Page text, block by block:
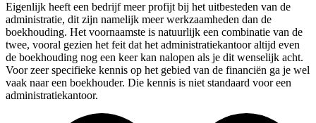
Eigenlijk heeft een bedrijf meer profijt bij het uitbesteden van de
administratie, dit zijn namelijk meer werkzaamheden dan de
boekhouding. Het voornaamste is natuurlijk een combinatie van de
twee, vooral gezien het feit dat het administratiekantoor altijd even
de boekhouding nog een keer kan nalopen als je dit wenselijk acht.
Voor zeer specifieke kennis op het gebied van de financiën ga je wel
vaak naar een boekhouder. Die kennis is niet standaard voor een
administratiekantoor.